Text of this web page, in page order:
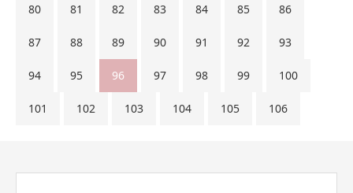
80 81 82 83 84 85 86
87 88 89 90 91 92 93
94 95 96 97 98 99 100
101 102 103 104 105 106